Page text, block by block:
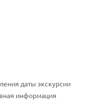
даты экскурсии
информация